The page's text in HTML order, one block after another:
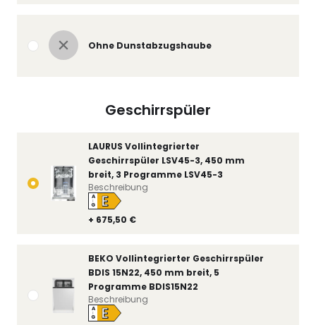
Ohne Dunstabzugshaube
Geschirrspüler
LAURUS Vollintegrierter
Geschirrspüler LSV45-3, 450 mm
breit, 3 Programme LSV45-3
+ 675,50 €
A
↑
G E
Beschreibung
BEKO Vollintegrierter Geschirrspüler
BDIS 15N22, 450 mm breit, 5
Programme BDIS15N22
A
↑
G E
Beschreibung